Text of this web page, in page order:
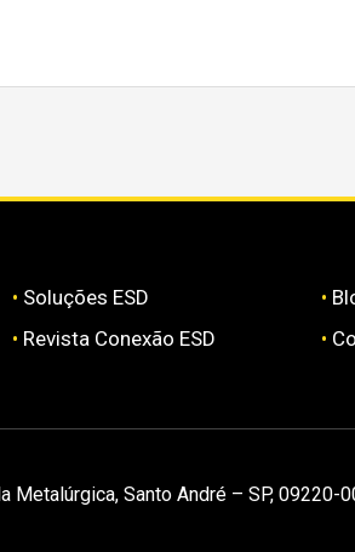
• Soluções ESD
• Revista Conexão ESD
•
•
Metalúrgica, Santo André – SP, 09220-